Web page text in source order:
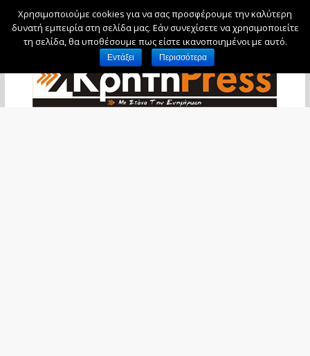
Πέμπτη, 6 Αυγούστου, 2026
Χρησιμοποιούμε cookies για να σας προσφέρουμε την καλύτερη
δυνατή εμπειρία στη σελίδα μας. Εάν συνεχίσετε να χρησιμοποιείτε
τη σελίδα, θα υποθέσουμε πως είστε ικανοποιημένοι με αυτό.
Εντάξει Περισσότερα